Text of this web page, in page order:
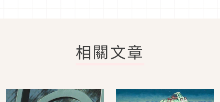
相關文章